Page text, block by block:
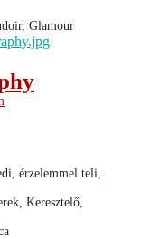
Glamour
érzelemmel teli,
Keresztelő,